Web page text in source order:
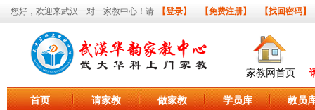
您好，欢迎来武汉一对一家教中心！请 【登录】 【免费注册】 【找回密码】
家教网首页
首页 请家教 做家教 学员库 教员